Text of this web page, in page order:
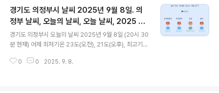
고 오후 14시 하루 중 최고기온입니다 * 눈비 올 확률은
위 이미지에서 시간별 기상 상태 참조 대기상황 공기
질은어제초미세먼지 좋음 = 7 ㎍/m³ 미세먼지는 좋음 =
20 ㎍/m³ 황사는 보통 = 13 ㎍/m³ 자외선 (오후) = 보
통 오늘 초미세먼지 보통 = 20 ㎍/m³ 미세먼지는 보통 =
39 ㎍/m³ 황사는 보통 = 17..
경기도 의정부시 날씨 2025년 9월 8일. 의
정부 날씨, 오늘의 날씨, 오늘 날씨, 2025 09
08, 초미세먼지, 미세먼지, 황사, 자외선
경기도 의정부시 오늘의 날씨 2025년 9월 8일 (20시 30
분 현재) 어제 최저기온 23도(오전), 21도(오후), 최고기온
후) 어제보다 2도 낮은 최저기온이고 어제와 같은 최고
0 0 2025. 9. 8.